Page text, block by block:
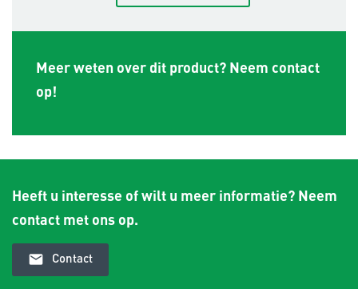
Meer weten over dit product? Neem contact
op!
Heeft u interesse of wilt u meer informatie? Neem
contact met ons op.
email Contact